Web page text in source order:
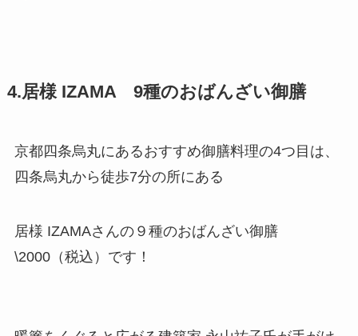
4.居様 IZAMA 9種のおばんざい御膳
京都四条烏丸にあるおすすめ御膳料理の4つ目は、
四条烏丸から徒歩7分の所にある
居様 IZAMAさんの９種のおばんざい御膳
\2000（税込）です！